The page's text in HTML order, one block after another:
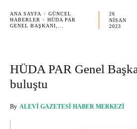
ANA SAYFA
GÜNCEL
HABERLER
HÜDA PAR
GENEL BAŞKANI,...
26
NISAN
2023
HÜDA PAR Genel
buluştu
By ALEVI GAZETESI HABER MERKEZI